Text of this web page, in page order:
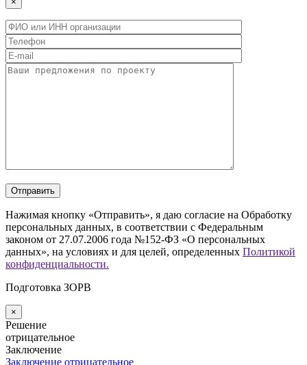
Нажимая кнопку «Отправить», я даю согласие на Обработку
персональных данных, в соответствии с Федеральным
законом от 27.07.2006 года №152-ФЗ «О персональных
данных», на условиях и для целей, определенных Политикой
конфиденциальности.
Подготовка ЗОРВ
×
Решение
отрицательное
Заключение
Заключение отрицательное